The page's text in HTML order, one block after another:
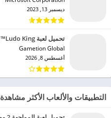
ديسمبر 13, 2023
تحميل لعبة Ludo King™ مهكرة للاندرويد 2024
Gametion Global‏
أغسطس 8, 2026
التطبيقات والألعاب الأكثر مشاهدة